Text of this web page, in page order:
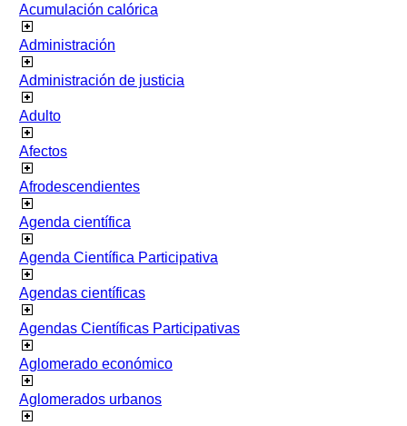
Acumulación calórica
Administración
Administración de justicia
Adulto
Afectos
Afrodescendientes
Agenda científica
Agenda Científica Participativa
Agendas científicas
Agendas Científicas Participativas
Aglomerado económico
Aglomerados urbanos